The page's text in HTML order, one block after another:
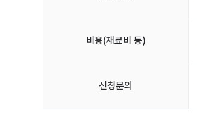
비용(재료비 등)
신청문의